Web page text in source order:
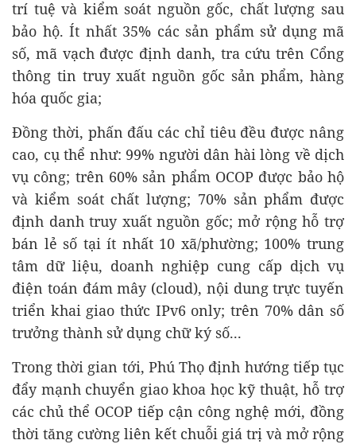
trí tuệ và kiểm soát nguồn gốc, chất lượng sau
bảo hộ. Ít nhất 35% các sản phẩm sử dụng mã
số, mã vạch được định danh, tra cứu trên Cổng
thông tin truy xuất nguồn gốc sản phẩm, hàng
hóa quốc gia;
Đồng thời, phấn đấu các chỉ tiêu đều được nâng
cao, cụ thể như: 99% người dân hài lòng về dịch
vụ công; trên 60% sản phẩm OCOP được bảo hộ
và kiểm soát chất lượng; 70% sản phẩm được
định danh truy xuất nguồn gốc; mở rộng hỗ trợ
bán lẻ số tại ít nhất 10 xã/phường; 100% trung
tâm dữ liệu, doanh nghiệp cung cấp dịch vụ
điện toán đám mây (cloud), nội dung trực tuyến
triển khai giao thức IPv6 only; trên 70% dân số
trưởng thành sử dụng chữ ký số...
Trong thời gian tới, Phú Thọ định hướng tiếp tục
đẩy mạnh chuyển giao khoa học kỹ thuật, hỗ trợ
các chủ thể OCOP tiếp cận công nghệ mới, đồng
thời tăng cường liên kết chuỗi giá trị và mở rộng